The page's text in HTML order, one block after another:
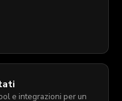
e integrazioni per un